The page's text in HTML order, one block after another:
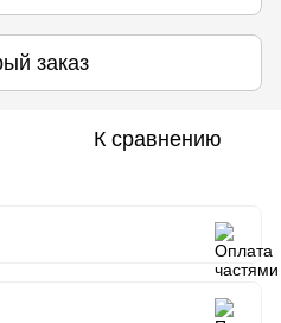
заказ
К сравнению